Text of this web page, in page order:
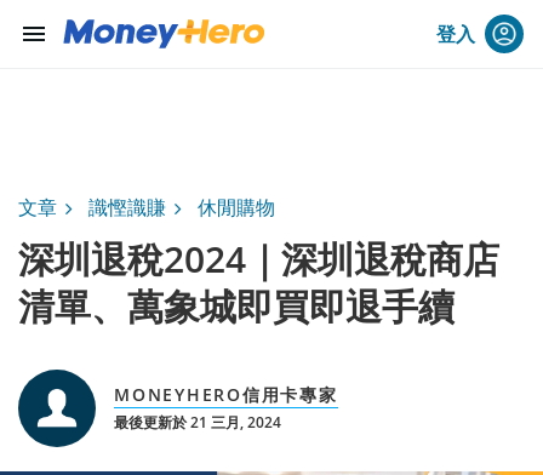
menu 登入
文章 識慳識賺 休閒購物
深圳退稅2024｜深圳退稅商店
清單、萬象城即買即退手續
MONEYHERO信用卡專家
最後更新於 21 三月, 2024